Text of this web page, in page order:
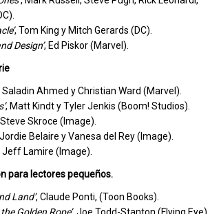
, Tom King y Mitch Gerards (DC).
Design’, Ed Piskor (Marvel).
Saladin Ahmed y Christian Ward (Marvel).
, Matt Kindt y Tyler Jenkis (Boom! Studios).
Skroce (Image).
Belaire y Vanesa del Rey (Image).
Jeff Lamire (Image).
para lectores pequeños.
Land’, Claude Ponti, (Toon Books).